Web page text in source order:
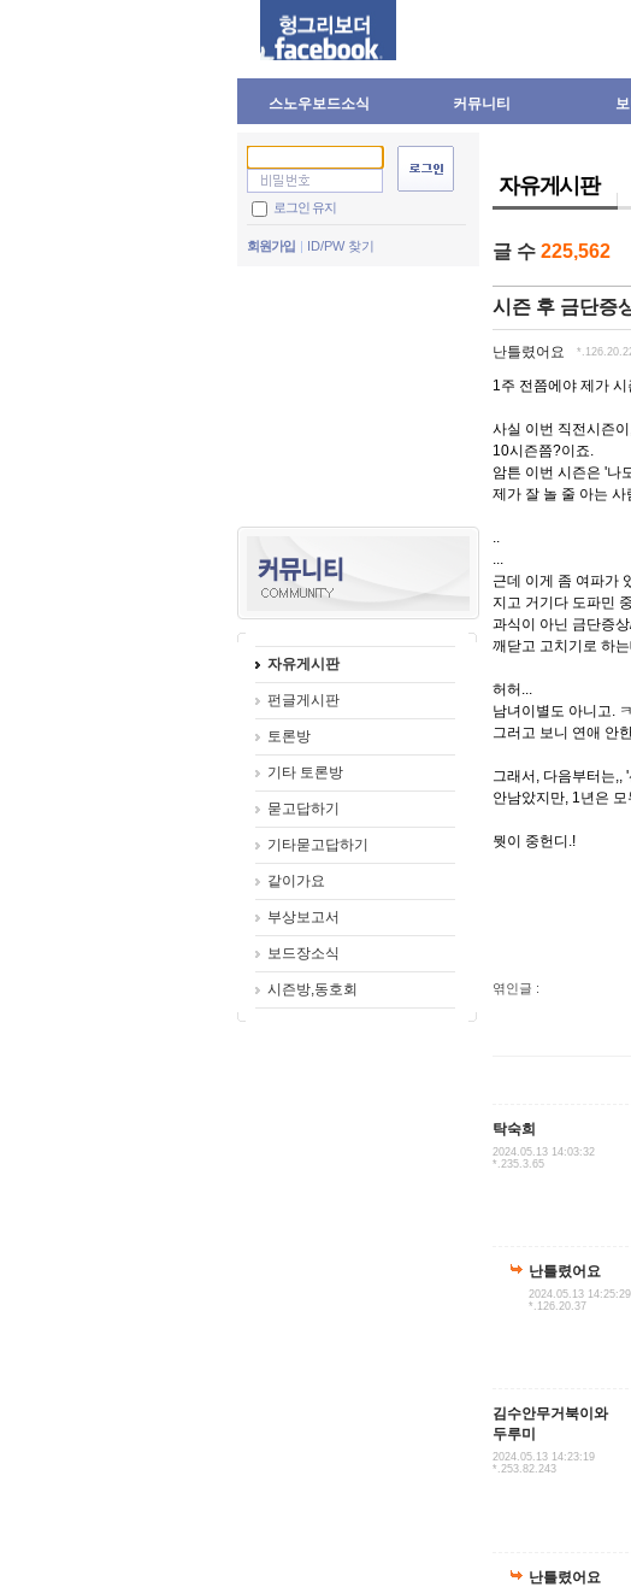
스노우보드소식 커뮤니티
로그인 유지
회원가입 ID/PW 찾기
자유게시판
펀글게시판
토론방
기타 토론방
묻고답하기
기타묻고답하기
같이가요
부상보고서
보드장소식
시즌방,동호회
자유게시판
글 수 225,562
시즌 후 금단증
난틀렸어요
1주 전쯤에야 제가
사실 이번 직전시즌
10시즌쯤?이죠.
암튼 이번 시즌은 '나
제가 잘 놀 줄 아는
..
...
근데 이게 좀 여파가
지고 거기다 도파민
과식이 아닌 금단증
깨닫고 고치기로 하
허허...
남녀이별도 아니고.
그러고 보니 연애 안
그래서, 다음부터는,,
안남았지만, 1년은
뭣이 중헌디.!
엮인글 :
탁숙희
2024.05.13 14:03:32
*.235.3.65
난틀렸어요
2024.05.13 14:25:29
*.126.20.37
김수안무거북이와
두루미
2024.05.13 14:23:19
*.253.82.243
난틀렸어요